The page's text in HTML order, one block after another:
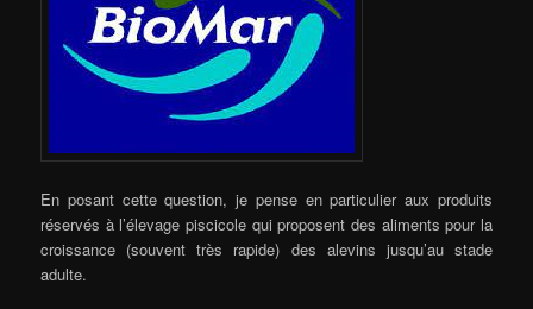
En posant cette question, je pense en particulier aux produits
réservés à l’élevage piscicole qui proposent des aliments pour la
croissance (souvent très rapide) des alevins jusqu’au stade
adulte.